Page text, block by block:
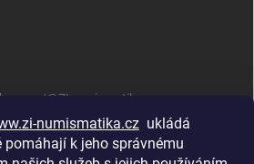
numismatika.cz ukládá
pomáhají k jeho správnému
@ZInumismatika